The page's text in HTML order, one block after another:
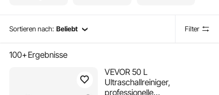
Sortieren nach: Beliebt Filter
100+Ergebnisse
VEVOR 50 L
Ultraschallreiniger,
professionelle